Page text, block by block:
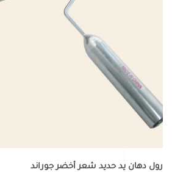
رول دهان يد حديد شعر أخضر جوراند